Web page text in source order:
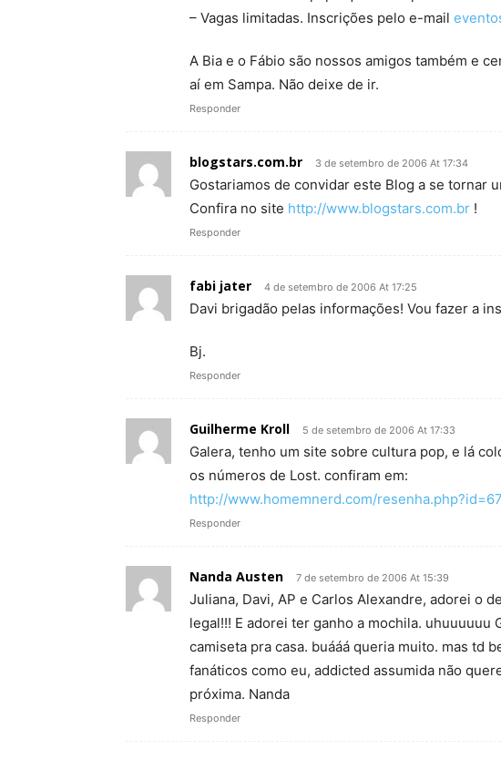
– Vagas limitadas. Inscrições pelo e-mail
A Bia e o Fábio são nossos amigos também e
aí em Sampa. Não deixe de ir.
Responder
blogstars.com.br 3 de setembro de 2006 At 17:34
Gostariamos de convidar este Blog a se tornar
Confira no site http://www.blogstars.com.br !
Responder
fabi jater 4 de setembro de 2006 At 17:25
Davi brigadão pelas informações! Vou fazer a
Bj.
Responder
Guilherme Kroll 5 de setembro de 2006 At 17:33
Galera, tenho um site sobre cultura pop, e lá
os números de Lost. confiram em:
http://www.homemnerd.com/
Responder
Nanda Austen 7 de setembro de 2006 At 15:39
Juliana, Davi, AP e Carlos Alexandre, adorei o
legal!!! E adorei ter ganho a mochila. uhuuuuuu
camiseta pra casa. buááá queria muito. mas td
fanáticos como eu, addicted assumida não
próxima. Nanda
Responder